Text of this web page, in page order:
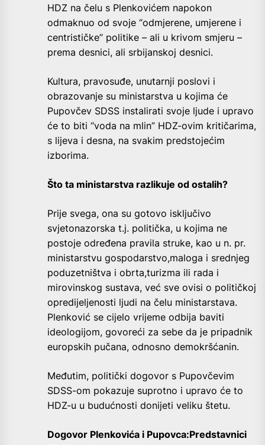
HDZ na čelu s Plenkovićem napokon
odmaknuo od svoje “odmjerene, umjerene i
centrističke” politike – ali u krivom smjeru –
prema desnici, ali srbijanskoj desnici.
Kultura, pravosuđe, unutarnji poslovi i
obrazovanje su ministarstva u kojima će
Pupovčev SDSS instalirati svoje ljude i upravo
će to biti “voda na mlin” HDZ-ovim kritičarima,
s lijeva i desna, na svakim predstojećim
izborima.
Što ta ministarstva razlikuje od ostalih?
Prije svega, ona su gotovo isključivo
svjetonazorska t.j. politička, u kojima ne
postoje određena pravila struke, kao u n. pr.
ministarstvu gospodarstvo,maloga i srednjeg
poduzetništva i obrta,turizma ili rada i
mirovinskog sustava, već sve ovisi o političkoj
opredijeljenosti ljudi na čelu ministarstava.
Plenković se cijelo vrijeme odbija baviti
ideologijom, govoreći za sebe da je pripadnik
europskih pučana, odnosno demokršćanin.
Međutim, politički dogovor s Pupovčevim
SDSS-om pokazuje suprotno i upravo će to
HDZ-u u budućnosti donijeti veliku štetu.
Dogovor Plenkovića i Pupovca:Predstavnici